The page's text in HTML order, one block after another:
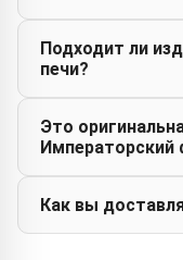
Подходит ли
печи?
Это
Императорский
Как вы